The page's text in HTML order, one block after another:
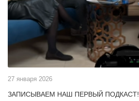
27 января 2026
ЗАПИСЫВАЕМ НАШ ПЕРВЫЙ ПОДКАСТ!